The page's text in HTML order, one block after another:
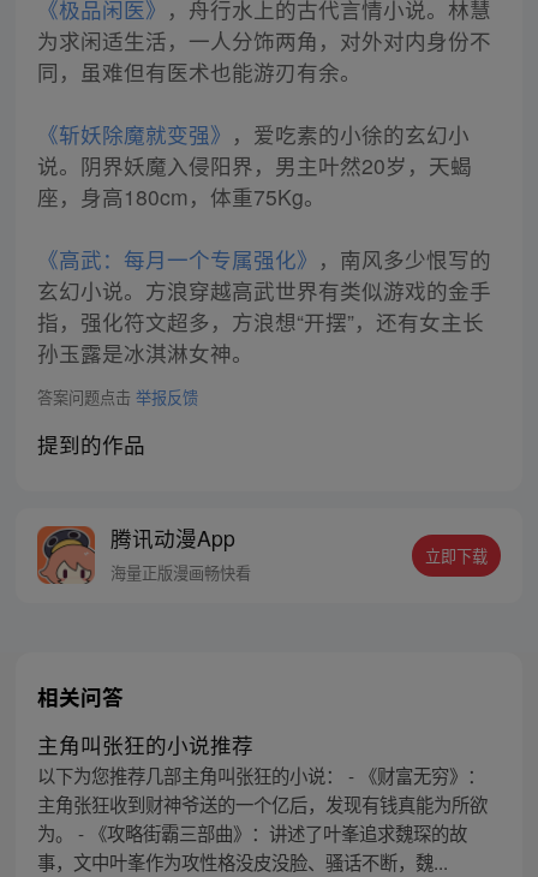
《极品闲医》 ，舟行水上的古代言情小说。林慧
为求闲适生活，一人分饰两角，对外对内身份不
同，虽难但有医术也能游刃有余。
《斩妖除魔就变强》 ，爱吃素的小徐的玄幻小
说。阴界妖魔入侵阳界，男主叶然20岁，天蝎
座，身高180cm，体重75Kg。
《高武：每月一个专属强化》 ，南风多少恨写的
玄幻小说。方浪穿越高武世界有类似游戏的金手
指，强化符文超多，方浪想“开摆”，还有女主长
孙玉露是冰淇淋女神。
答案问题点击 举报反馈
提到的作品
腾讯动漫App
海量正版漫画畅快看
立即下载
相关问答
主角叫张狂的小说推荐
以下为您推荐几部主角叫张狂的小说： - 《财富无穷》：
主角张狂收到财神爷送的一个亿后，发现有钱真能为所欲
为。 - 《攻略街霸三部曲》：讲述了叶峯追求魏琛的故
事，文中叶峯作为攻性格没皮没脸、骚话不断，魏...